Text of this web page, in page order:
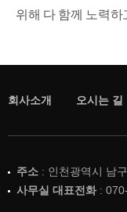
위해 다 함께 노력하
회사소개 오시는 길
주소 : 인천광역시 남
사무실 대표전화: